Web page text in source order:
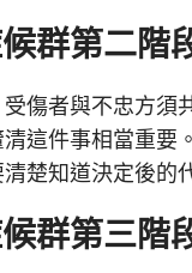
群第二階
傷者與不忠方須
這件事相當重要
楚知道決定後的
群第三階